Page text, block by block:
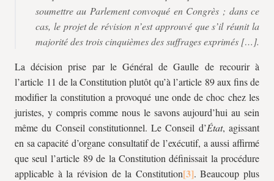
soumettre au Parlement convoqué en Congrès ; dans ce
cas, le projet de révision n’est approuvé que s’il réunit la
majorité des trois cinquièmes des suffrages exprimés […].
La décision prise par le Général de Gaulle de recourir à
l’article 11 de la Constitution plutôt qu’à l’article 89 aux fins de
modifier la constitution a provoqué une onde de choc chez les
juristes, y compris comme nous le savons aujourd’hui au sein
même du Conseil constitutionnel. Le Conseil d’État, agissant
en sa capacité d’organe consultatif de l’exécutif, a aussi affirmé
que seul l’article 89 de la Constitution définissait la procédure
applicable à la révision de la Constitution
. Beaucoup plus